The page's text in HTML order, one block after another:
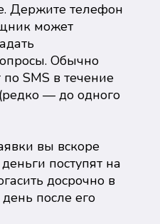
Держите телефон
может
Обычно
SMS в течение
— до одного
вы вскоре
поступят на
досрочно в
после его